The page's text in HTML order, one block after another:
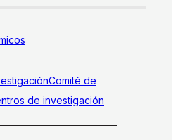
Comité de
de investigación